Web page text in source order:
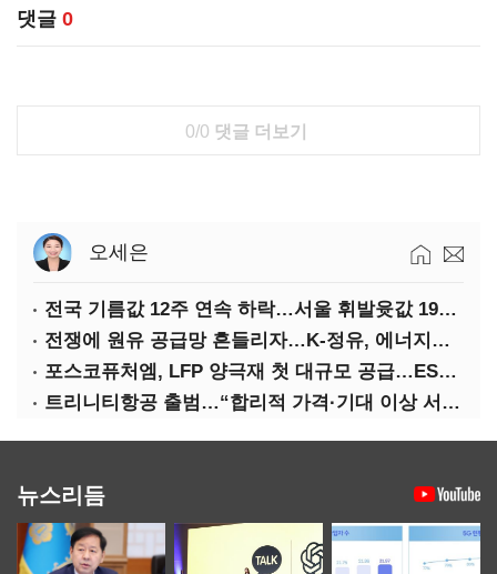
댓글 0
0/0 댓글 더보기
오세은
전국 기름값 12주 연속 하락…서울 휘발윳값 1909원
전쟁에 원유 공급망 흔들리자…K-정유, 에너지안보 핵심으로 재부상
포스코퓨처엠, LFP 양극재 첫 대규모 공급…ESS 시장 공략
트리니티항공 출범…“합리적 가격·기대 이상 서비스로 승부”
뉴스리듬